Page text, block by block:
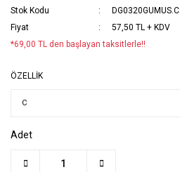
Stok Kodu
DG0320GUMUS.C
Fiyat
57,50 TL + KDV
*69,00 TL den başlayan taksitlerle!!
ÖZELLİK
Adet